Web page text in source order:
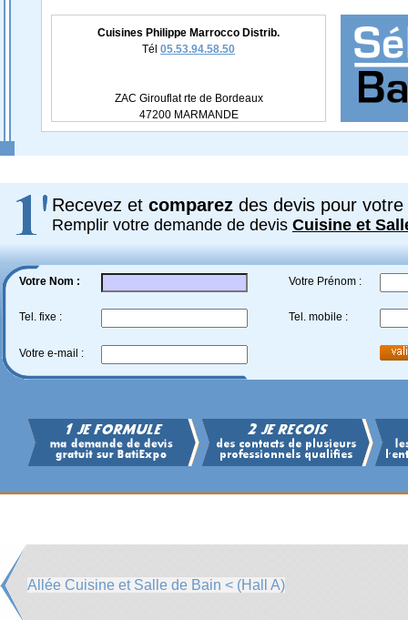
Cuisines Philippe Marrocco Distrib.
Tél 05.53.94.58.50
ZAC Girouflat rte de Bordeaux
47200 MARMANDE
Recevez et comparez des devis pour votre
Remplir votre demande de devis Cuisine et
Votre Nom : Votre Prénom :
Tel. fixe : Tel. mobile :
Votre e-mail :
Allée Cuisine et Salle de Bain < (Hall A)